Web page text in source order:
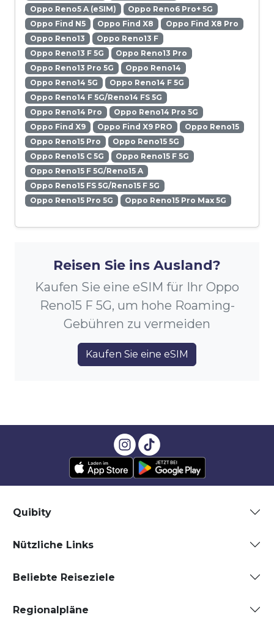
Oppo Reno5 A (eSIM)
Oppo Reno6 Pro+ 5G
Oppo Find N5
Oppo Find X8
Oppo Find X8 Pro
Oppo Reno13
Oppo Reno13 F
Oppo Reno13 F 5G
Oppo Reno13 Pro
Oppo Reno13 Pro 5G
Oppo Reno14
Oppo Reno14 5G
Oppo Reno14 F 5G
Oppo Reno14 F 5G/Reno14 FS 5G
Oppo Reno14 Pro
Oppo Reno14 Pro 5G
Oppo Find X9
Oppo Find X9 PRO
Oppo Reno15
Oppo Reno15 Pro
Oppo Reno15 5G
Oppo Reno15 C 5G
Oppo Reno15 F 5G
Oppo Reno15 F 5G/Reno15 A
Oppo Reno15 FS 5G/Reno15 F 5G
Oppo Reno15 Pro 5G
Oppo Reno15 Pro Max 5G
Reisen Sie ins Ausland?
Kaufen Sie eine eSIM für Ihr Oppo
Reno15 F 5G, um hohe Roaming-
Gebühren zu vermeiden
Kaufen Sie eine eSIM
Quibity
Nützliche Links
Beliebte Reiseziele
Regionalpläne